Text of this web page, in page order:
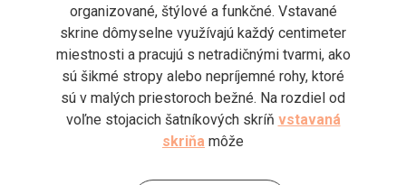
organizované, štýlové a funkčné. Vstavané
skrine dômyselne využívajú každý centimeter
miestnosti a pracujú s netradičnými tvarmi, ako
sú šikmé stropy alebo nepríjemné rohy, ktoré
sú v malých priestoroch bežné. Na rozdiel od
voľne stojacich šatníkových skríň vstavaná
skriňa môže